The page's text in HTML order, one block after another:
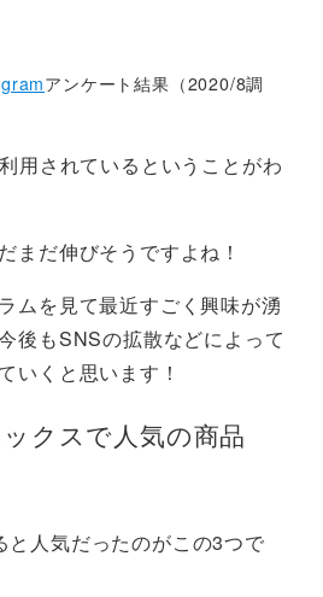
アンケート結果（2020/8調
用されているということがわ
まだ伸びそうですよね！
ムを見て最近すごく興味が湧
後もSNSの拡散などによって
いくと思います！
クスで人気の商品
人気だったのがこの3つで